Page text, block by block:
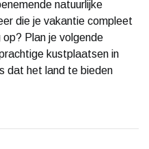
natuurlijke
die je vakantie compleet
Plan je volgende
kustplaatsen in
dat het land te bieden